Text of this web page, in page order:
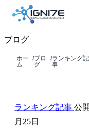
ブログ
ホー
ム
/ブロ
グ
/ランキング記
事
ランキング記事 公
月25日